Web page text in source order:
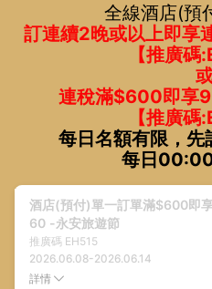
全線酒店(預
訂連續2晚或以上即享
【推廣碼
連稅滿$600即享
【推廣碼
每日名額有限，先
每日
酒店(預付)單一訂單滿$600即
60 -永安旅遊節
推廣碼 EH515
2026.06.08-2026.06.14
詳情